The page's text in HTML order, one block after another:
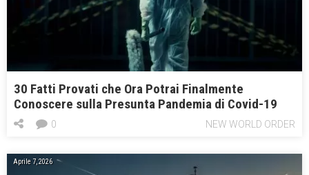
30 Fatti Provati che Ora Potrai Finalmente
Conoscere sulla Presunta Pandemia di Covid-19
NEW WORLD ORDER
0
Aprile 7, 2026